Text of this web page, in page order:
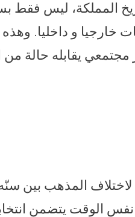
المملكة، ليس
خارجيا و داخليا.
يقابله حالة من
المذهب بين
نفس الوقت يتضمن